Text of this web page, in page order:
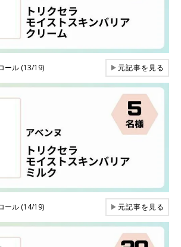
ール (13/19) ▶元記事を見る
ール (14/19) ▶元記事を見る